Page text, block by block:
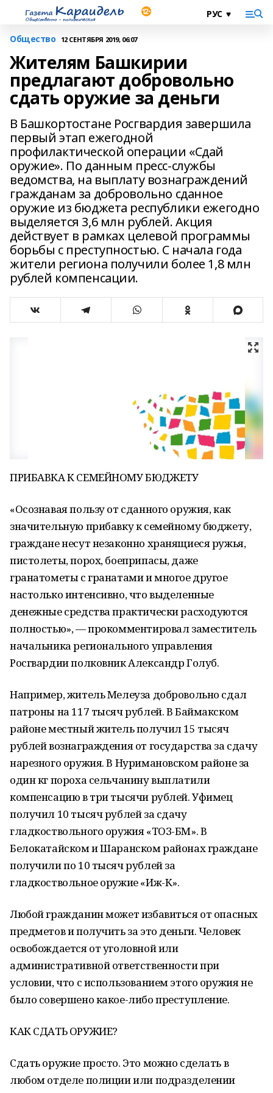
Общество 12 СЕНТЯБРЯ 2019, 06:07
Жителям Башкирии
предлагают добровольно
сдать оружие за деньги
В Башкортостане Росгвардия завершила
первый этап ежегодной
профилактической операции «Сдай
оружие». По данным пресс-службы
ведомства, на выплату вознаграждений
гражданам за добровольно сданное
оружие из бюджета республики ежегодно
выделяется 3,6 млн рублей. Акция
действует в рамках целевой программы
борьбы с преступностью. С начала года
жители региона получили более 1,8 млн
рублей компенсации.
ПРИБАВКА К СЕМЕЙНОМУ БЮДЖЕТУ
«Осознавая пользу от сданного оружия, как
значительную прибавку к семейному бюджету,
граждане несут незаконно хранящиеся ружья,
пистолеты, порох, боеприпасы, даже
гранатометы с гранатами и многое другое
настолько интенсивно, что выделенные
денежные средства практически расходуются
полностью», — прокомментировал заместитель
начальника регионального управления
Росгвардии полковник Александр Голуб.
Например, житель Мелеуза добровольно сдал
патроны на 117 тысяч рублей. В Баймакском
районе местный житель получил 15 тысяч
рублей вознаграждения от государства за сдачу
нарезного оружия. В Нуримановском районе за
один кг пороха сельчанину выплатили
компенсацию в три тысячи рублей. Уфимец
получил 10 тысяч рублей за сдачу
гладкоствольного оружия «ТОЗ-БМ». В
Белокатайском и Шаранском районах граждане
получили по 10 тысяч рублей за
гладкоствольное оружие «Иж-К».
Любой гражданин может избавиться от опасных
предметов и получить за это деньги. Человек
освобождается от уголовной или
административной ответственности при
условии, что с использованием этого оружия не
было совершено какое-либо преступление.
КАК СДАТЬ ОРУЖИЕ?
Сдать оружие просто. Это можно сделать в
любом отделе полиции или подразделении